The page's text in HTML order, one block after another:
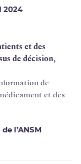
2024
et des
de décision,
de
et des
l’ANSM